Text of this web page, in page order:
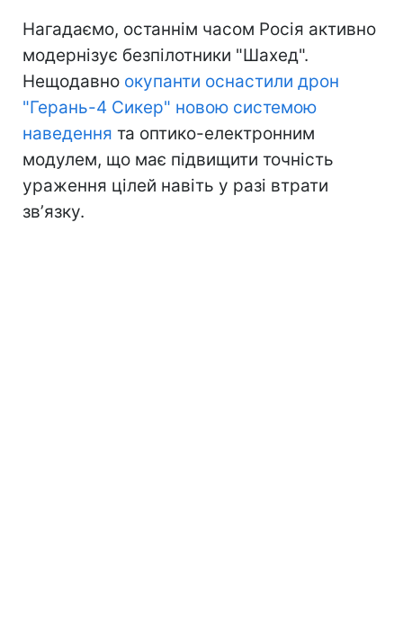
Нагадаємо, останнім часом Росія активно
модернізує безпілотники "Шахед".
Нещодавно окупанти оснастили дрон
"Герань-4 Сикер" новою системою
наведення та оптико-електронним
модулем, що має підвищити точність
ураження цілей навіть у разі втрати
звʼязку.